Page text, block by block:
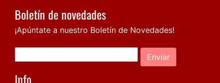
Boletín de novedades
¡Apúntate a nuestro Boletín de Novedades!
Enviar
Info